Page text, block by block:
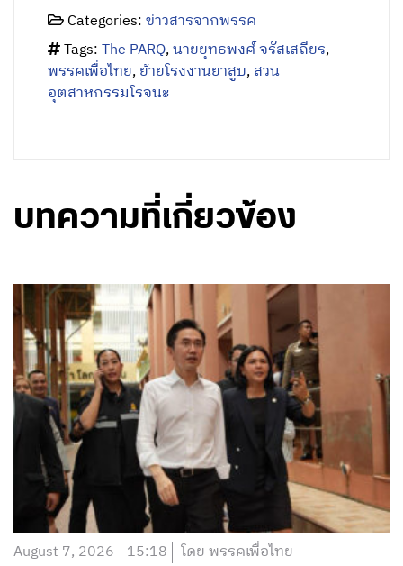
Categories:ข่าวสารจากพรรค
Tags:The PARQ,นายยุทธพงศ์ จรัสเสถียร,
พรรคเพื่อไทย,ย้ายโรงงานยาสูบ,สวน
อุตสาหกรรมโรจนะ
บทความที่เกี่ยวข้อง
August 7, 2026 - 15:18 โดย พรรคเพื่อไทย